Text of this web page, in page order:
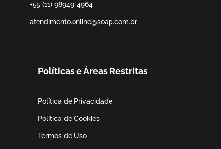
+55 (11) 98949-4964
atendimento.online@soap.com.br
Políticas e Áreas Restritas
Política de Privacidade
Política de Cookies
Termos de Uso